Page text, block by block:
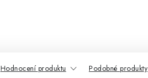
Hodnocení produktu Podobné produkty